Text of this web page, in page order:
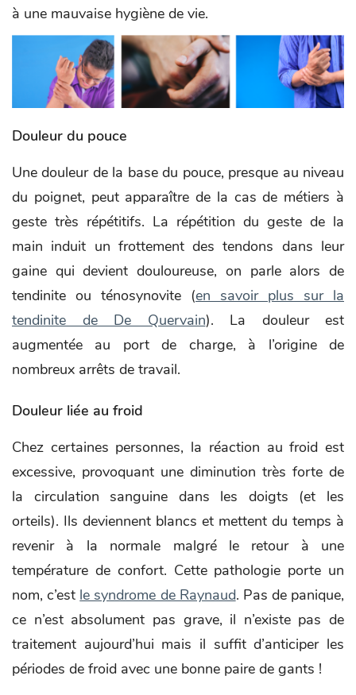
à une mauvaise hygiène de vie.
Douleur du pouce
Une douleur de la base du pouce, presque au niveau
du poignet, peut apparaître de la cas de métiers à
geste très répétitifs. La répétition du geste de la
main induit un frottement des tendons dans leur
gaine qui devient douloureuse, on parle alors de
tendinite ou ténosynovite (en savoir plus sur la
tendinite de De Quervain). La douleur est
augmentée au port de charge, à l’origine de
nombreux arrêts de travail.
Douleur liée au froid
Chez certaines personnes, la réaction au froid est
excessive, provoquant une diminution très forte de
la circulation sanguine dans les doigts (et les
orteils). Ils deviennent blancs et mettent du temps à
revenir à la normale malgré le retour à une
température de confort. Cette pathologie porte un
nom, c’est le syndrome de Raynaud. Pas de panique,
ce n’est absolument pas grave, il n’existe pas de
traitement aujourd’hui mais il suffit d’anticiper les
périodes de froid avec une bonne paire de gants !